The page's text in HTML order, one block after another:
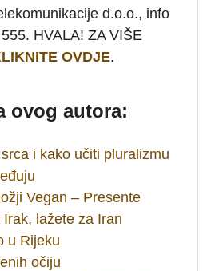
d.o.o., info
HVALA! ZA VIŠE
OVDJE.
ovog autora:
i kako učiti pluralizmu
Vegan – Presente
lažete za Iran
u Rijeku
očiju